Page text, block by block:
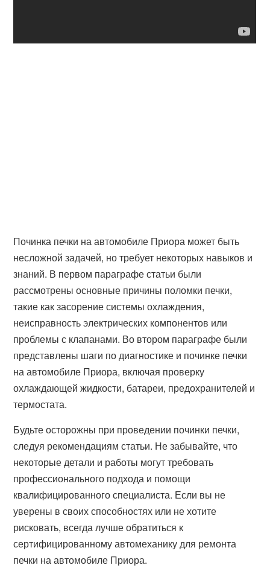
Починка печки на автомобиле Приора может быть
несложной задачей, но требует некоторых навыков и
знаний. В первом параграфе статьи были
рассмотрены основные причины поломки печки,
такие как засорение системы охлаждения,
неисправность электрических компонентов или
проблемы с клапанами. Во втором параграфе были
представлены шаги по диагностике и починке печки
на автомобиле Приора, включая проверку
охлаждающей жидкости, батареи, предохранителей и
термостата.
Будьте осторожны при проведении починки печки,
следуя рекомендациям статьи. Не забывайте, что
некоторые детали и работы могут требовать
профессионального подхода и помощи
квалифицированного специалиста. Если вы не
уверены в своих способностях или не хотите
рисковать, всегда лучше обратиться к
сертифицированному автомеханику для ремонта
печки на автомобиле Приора.